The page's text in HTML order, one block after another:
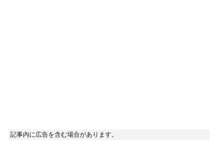
記事内に広告を含む場合があります。